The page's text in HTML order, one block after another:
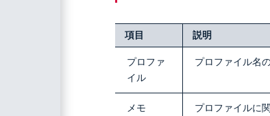
項目 説明
プロファ
イル
プロファイル名
メモ プロファイルに